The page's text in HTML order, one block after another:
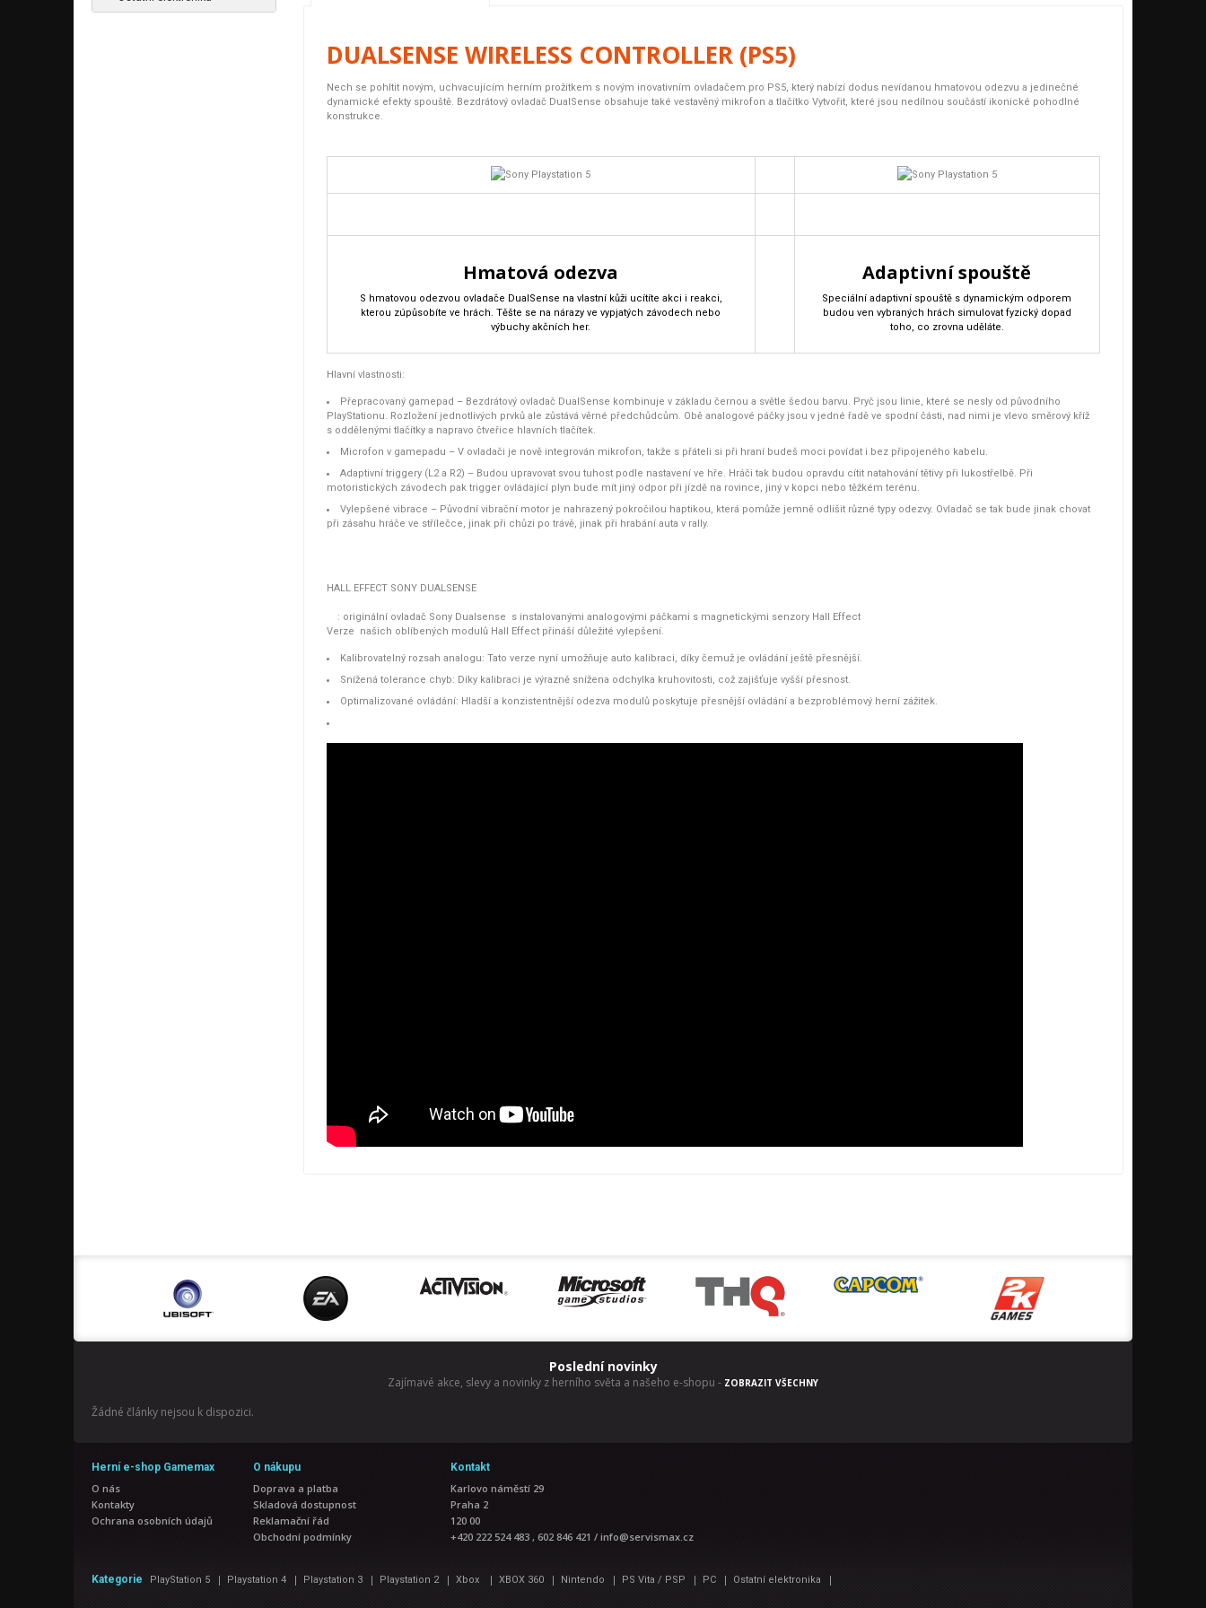
DUALSENSE WIRELESS CONTROLLER (PS5)
Nech se pohltit novým, uchvacujícím herním prožitkem s novým inovativním ovladačem pro PS5, který nabízí dodus nevídanou hmatovou odezvu a jedinečné
dynamické efekty spouště. Bezdrátový ovladač DualSense obsahuje také vestavěný mikrofon a tlačítko Vytvořit, které jsou nedílnou součástí ikonické pohodlné
konstrukce.
Hmatová odezva
S hmatovou odezvou ovladače DualSense na vlastní kůži ucítíte akci i reakci,
kterou zúpůsobíte ve hrách. Těšte se na nárazy ve vypjatých závodech nebo
výbuchy akčních her.
Adaptivní spouště
Speciální adaptivní spouště s dynamickým odporem
budou ven vybraných hrách simulovat fyzický dopad
toho, co zrovna uděláte.
Hlavní vlastnosti:
Přepracovaný gamepad – Bezdrátový ovladač DualSense kombinuje v základu černou a světle šedou barvu. Pryč jsou linie, které se nesly od původního
PlayStationu. Rozložení jednotlivých prvků ale zůstává věrné předchůdcům. Obě analogové páčky jsou v jedné řadě ve spodní části, nad nimi je vlevo směrový kříž
s oddělenými tlačítky a napravo čtveřice hlavních tlačítek.
Microfon v gamepadu – V ovladači je nově integrován mikrofon, takže s přáteli si při hraní budeš moci povídat i bez připojeného kabelu.
Adaptivní triggery (L2 a R2) – Budou upravovat svou tuhost podle nastavení ve hře. Hráči tak budou opravdu cítit natahování tětivy při lukostřelbě. Při
motoristických závodech pak trigger ovládající plyn bude mít jiný odpor při jízdě na rovince, jiný v kopci nebo těžkém terénu.
Vylepšené vibrace – Původní vibrační motor je nahrazený pokročilou haptikou, která pomůže jemně odlišit různé typy odezvy. Ovladač se tak bude jinak chovat
při zásahu hráče ve střílečce, jinak při chůzi po trávě, jinak při hrabání auta v rally.
HALL EFFECT SONY DUALSENSE
: originální ovladač Sony Dualsense s instalovanými analogovými páčkami s magnetickými senzory Hall Effect
Verze našich oblíbených modulů Hall Effect přináší důležité vylepšení.
Kalibrovatelný rozsah analogu: Tato verze nyní umožňuje auto kalibraci, díky čemuž je ovládání ještě přesnější.
Snížená tolerance chyb: Díky kalibraci je výrazně snížena odchylka kruhovitosti, což zajišťuje vyšší přesnost.
Optimalizované ovládání: Hladší a konzistentnější odezva modulů poskytuje přesnější ovládání a bezproblémový herní zážitek.
Poslední novinky
Zajímavé akce, slevy a novinky z herního světa a našeho e-shopu - ZOBRAZIT VŠECHNY
Žádné články nejsou k dispozici.
Herní e-shop Gamemax
O nás
Kontakty
Ochrana osobních údajů
O nákupu
Doprava a platba
Skladová dostupnost
Reklamační řád
Obchodní podmínky
Kontakt
Karlovo náměstí 29
Praha 2
120 00
+420 222 524 483 , 602 846 421 / info@servismax.cz
Kategorie PlayStation 5 | Playstation 4 | Playstation 3 | Playstation 2 | Xbox | XBOX 360 | Nintendo | PS Vita / PSP | PC | Ostatní elektronika |